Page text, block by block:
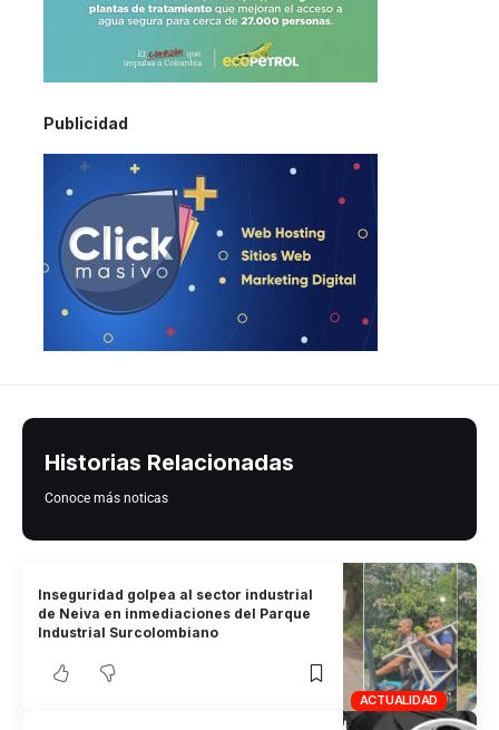
Publicidad
Historias Relacionadas
Conoce más noticas
ACTUALIDAD
Inseguridad golpea al sector industrial
de Neiva en inmediaciones del Parque
Industrial Surcolombiano